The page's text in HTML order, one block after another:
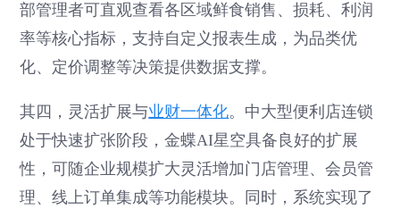
部管理者可直观查看各区域鲜食销售、损耗、利润
率等核心指标，支持自定义报表生成，为品类优
化、定价调整等决策提供数据支撑。
其四，灵活扩展与业财一体化。中大型便利店连锁
处于快速扩张阶段，金蝶AI星空具备良好的扩展
性，可随企业规模扩大灵活增加门店管理、会员管
理、线上订单集成等功能模块。同时，系统实现了